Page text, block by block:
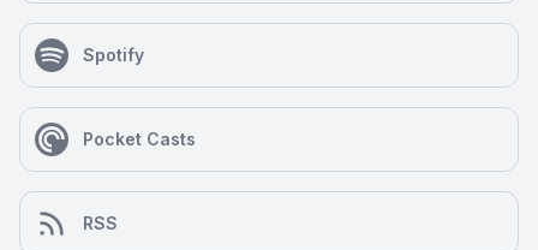
Spotify
Pocket Casts
RSS